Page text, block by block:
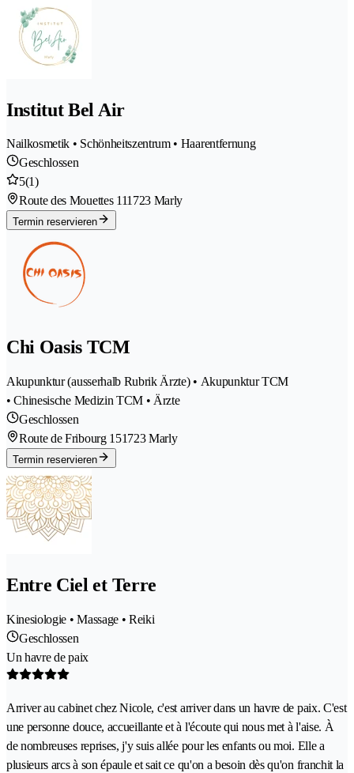
Institut Bel Air
Nailkosmetik • Schönheitszentrum • Haarentfernung
Geschlossen
5(1)
Route des Mouettes 111723 Marly
Termin reservieren
Chi Oasis TCM
Akupunktur (ausserhalb Rubrik Ärzte) • Akupunktur TCM
• Chinesische Medizin TCM • Ärzte
Geschlossen
Route de Fribourg 151723 Marly
Termin reservieren
Entre Ciel et Terre
Kinesiologie • Massage • Reiki
Geschlossen
Un havre de paix
Arriver au cabinet chez Nicole, c'est arriver dans un havre de paix. C'est
une personne douce, accueillante et à l'écoute qui nous met à l'aise. À
de nombreuses reprises, j'y suis allée pour les enfants ou moi. Elle a
plusieurs arcs à son épaule et sait ce qu'on a besoin dès qu'on franchit la